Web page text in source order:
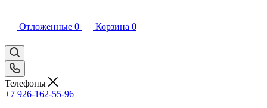
Отложенные 0 Корзина 0
Телефоны
+7 926-162-55-96